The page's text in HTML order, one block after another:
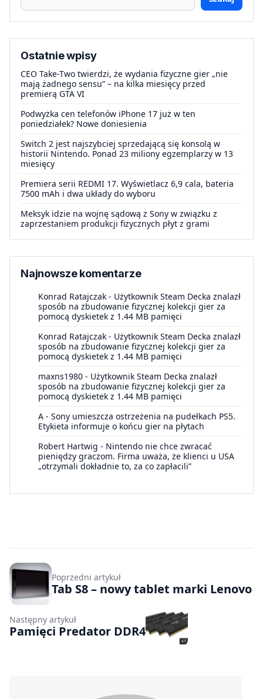
Ostatnie wpisy
CEO Take-Two twierdzi, że wydania fizyczne gier „nie
mają żadnego sensu” – na kilka miesięcy przed
premierą GTA VI
Podwyżka cen telefonów iPhone 17 już w ten
poniedziałek? Nowe doniesienia
Switch 2 jest najszybciej sprzedającą się konsolą w
historii Nintendo. Ponad 23 miliony egzemplarzy w 13
miesięcy
Premiera serii REDMI 17. Wyświetlacz 6,9 cala, bateria
7500 mAh i dwa układy do wyboru
Meksyk idzie na wojnę sądową z Sony w związku z
zaprzestaniem produkcji fizycznych płyt z grami
Najnowsze komentarze
Konrad Ratajczak - Użytkownik Steam Decka znalazł
sposób na zbudowanie fizycznej kolekcji gier za
pomocą dyskietek z 1.44 MB pamięci
Konrad Ratajczak - Użytkownik Steam Decka znalazł
sposób na zbudowanie fizycznej kolekcji gier za
pomocą dyskietek z 1.44 MB pamięci
maxns1980 - Użytkownik Steam Decka znalazł
sposób na zbudowanie fizycznej kolekcji gier za
pomocą dyskietek z 1.44 MB pamięci
A - Sony umieszcza ostrzeżenia na pudełkach PS5.
Etykieta informuje o końcu gier na płytach
Robert Hartwig - Nintendo nie chce zwracać
pieniędzy graczom. Firma uważa, że klienci u USA
„otrzymali dokładnie to, za co zapłacili”
Poprzedni artykuł
Tab S8 – nowy tablet marki Lenovo
Następny artykuł
Pamięci Predator DDR4